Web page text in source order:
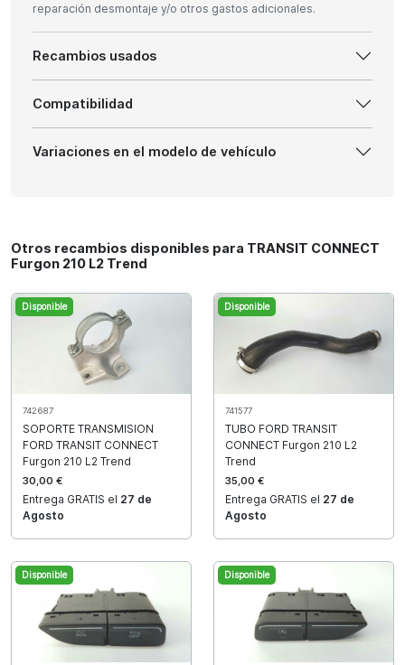
reparación desmontaje y/o otros gastos adicionales.
Recambios usados
Compatibilidad
Variaciones en el modelo de vehículo
Otros recambios disponibles para TRANSIT CONNECT
Furgon 210 L2 Trend
Disponible
742687
SOPORTE TRANSMISION
FORD TRANSIT CONNECT
Furgon 210 L2 Trend
30,00 €
Entrega GRATIS el 27 de
Agosto
Disponible
741577
TUBO FORD TRANSIT
CONNECT Furgon 210 L2
Trend
35,00 €
Entrega GRATIS el 27 de
Agosto
Disponible Disponible